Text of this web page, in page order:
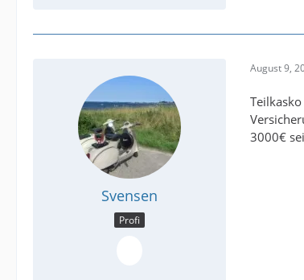
Svensen
Profi
August 9,
3000€